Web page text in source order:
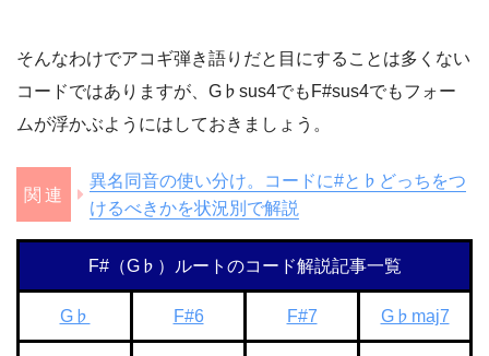
そんなわけでアコギ弾き語りだと目にすることは多くない
コードではありますが、G♭sus4でもF#sus4でもフォー
ムが浮かぶようにはしておきましょう。
異名同音の使い分け。コードに#と♭どっちをつ
けるべきかを状況別で解説
F#（G♭）ルートのコード解説記事一覧
G♭ F#6 F#7 G♭maj7